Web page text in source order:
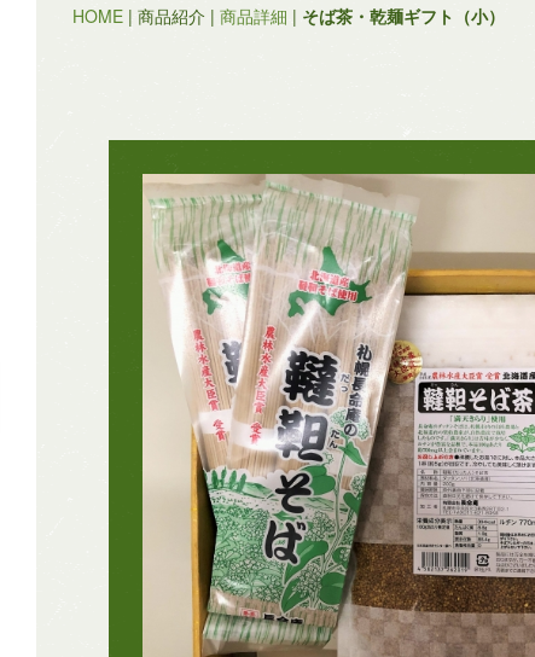
HOME | 商品紹介 | 商品詳細 | そば茶・乾麺ギフト（小）